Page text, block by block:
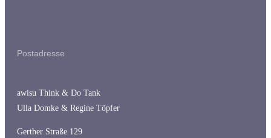
Postadresse
awisu Think & Do Tank
Ulla Domke & Regine Töpfer
Gerther Straße 129